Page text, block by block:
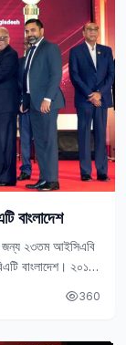
বাংলাদেশ
জন্য ২৩তম আইসিএবি
বাংলাদেশ। ২০১৬
360